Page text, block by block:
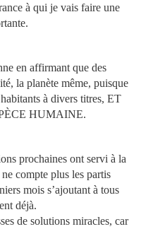
à qui je vais faire une
en affirmant que des
la planète même, puisque
à divers titres, ET
HUMAINE.
prochaines ont servi à la
compte plus les partis
mois s’ajoutant à tous
déjà.
de solutions miracles, car